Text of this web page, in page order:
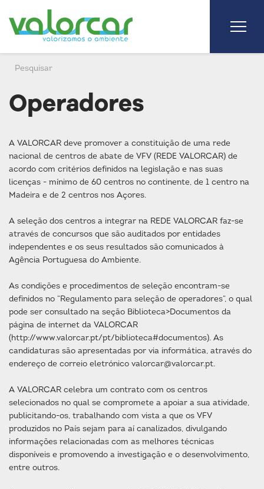
Operadores
A VALORCAR deve promover a constituição de uma rede
nacional de centros de abate de VFV (REDE VALORCAR) de
acordo com critérios definidos na legislação e nas suas
licenças - mínimo de 60 centros no continente, de 1 centro na
Madeira e de 2 centros nos Açores.
A seleção dos centros a integrar na REDE VALORCAR faz-se
através de concursos que são auditados por entidades
independentes e os seus resultados são comunicados à
Agência Portuguesa do Ambiente.
As condições e procedimentos de seleção encontram-se
definidos no “Regulamento para seleção de operadores“, o qual
pode ser consultado na seção Biblioteca>Documentos da
página de internet da VALORCAR
(http://www.valorcar.pt/pt/biblioteca#documentos). As
candidaturas são apresentadas por via informática, através do
endereço de correio eletrónico valorcar@valorcar.pt.
A VALORCAR celebra um contrato com os centros
selecionados no qual se compromete a apoiar a sua atividade,
publicitando-os, trabalhando com vista a que os VFV
produzidos no País sejam para aí canalizados, divulgando
informações relacionadas com as melhores técnicas
disponíveis e promovendo a investigação e o desenvolvimento,
entre outros.